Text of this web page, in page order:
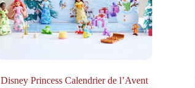
Disney Princess Calendrier de l’Avent